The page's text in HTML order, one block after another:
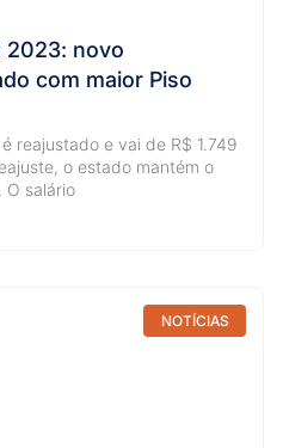
2023: novo
com maior Piso
reajustado e vai de R$ 1.749
o estado mantém o
O salário
NOTÍCIAS